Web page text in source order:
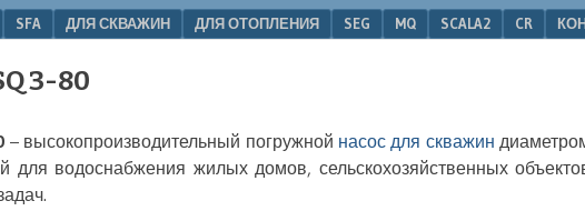
SFA ДЛЯ СКВАЖИН ДЛЯ ОТОПЛЕНИЯ SEG MQ SCALA2 CR
3-80
– высокопроизводительный погружной насос для скважин
для водоснабжения жилых домов, сельскохозяйственных